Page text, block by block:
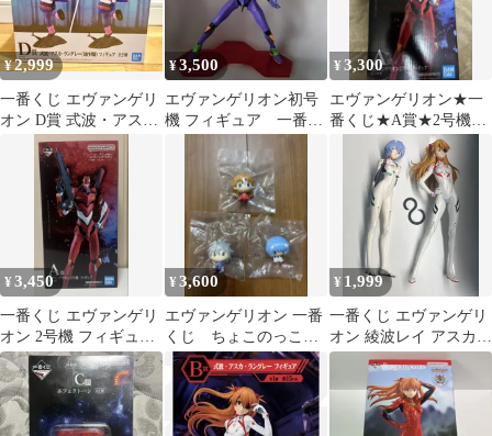
¥2,999
一番くじ エヴァンゲリ
オン D賞 式波・アス
カ・ラングレー(幼少
期)フィギュア
¥3,500
エヴァンゲリオン初号
機 フィギュア 一番く
¥3,300
エヴァンゲリオン★一
番くじ★A賞★2号機★
¥3,450
一番くじ エヴァンゲリ
オン 2号機 フィギュア
A賞
¥3,600
エヴァンゲリオン 一番
くじ ちょこのっこ
コンプリートセット
¥ 1,999
一番くじ エヴァンゲリ
オン 綾波レイ アスカ
フィギュア